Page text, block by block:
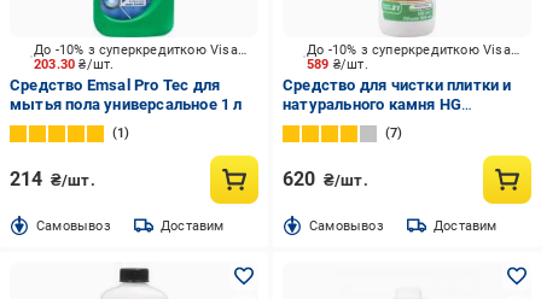
203.30₴/шт.
До -10% з суперкредиткою Visa Вигода
Средство Emsal Pro Tec для
мытья пола универсальное 1 л
1
214 ₴/шт.
Cамовывоз Доставим
589 ₴/шт.
До -10% з суперкредиткою Visa Вигода
Средство для чистки плитки и
натурального камня HG
удаление пятен 500 мл
7
620 ₴/шт.
Cамовывоз Доставим